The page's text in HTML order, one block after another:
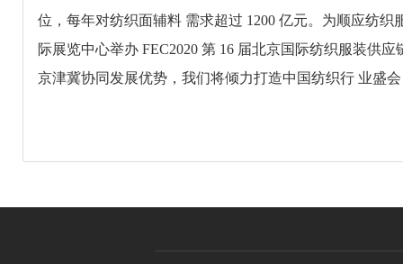
位，每年对纺织面辅料 需求超过 1200 亿元。为顺应纺织
际展览中心举办 FEC2020 第 16 届北京国际纺织服装供
京津冀协同发展优势，我们将倾力打造中国纺织行 业盛